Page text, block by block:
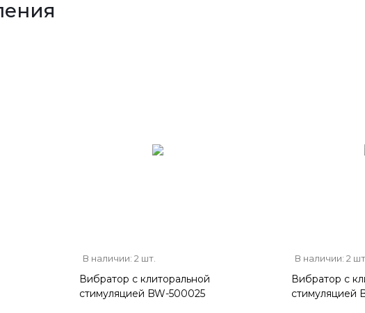
В наличии: 2 шт.
Вибратор с клиторальной
стимуляцией BW-500025
В наличии: 2 шт.
Вибратор с
стимуляцией